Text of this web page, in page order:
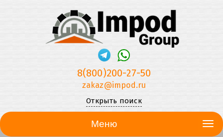
8(800)200-27-50
zakaz@impod.ru
Открыть поиск
Меню